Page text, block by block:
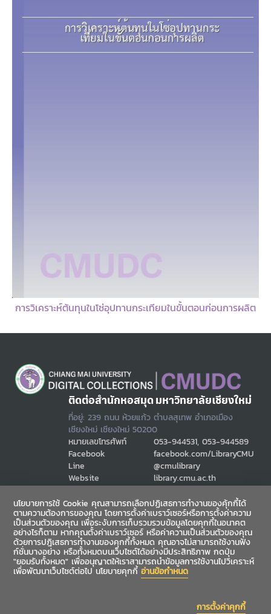
การจัดลำดับการผลิตและจัดตารางการผลิตเพื่อลดปัญหาส่งมอบล่าช้าโรงงานผลิตชิ้นส่วนเลนส์กล้องถ่ายรูป
ติดต่อสำนักหอสมุด มหาวิทยาลัยเชียงใหม่
ที่อยู่: 239 ถนน ห้วยแก้ว ตำบลสุเทพ อำเภอเมือง
เชียงใหม่ เชียงใหม่ 50200
หมายเลขโทรศัพท์ 053-944531, 053-944589
Facebook
facebook.com/LibraryCMU
Line
@cmulibrary
Website
library.cmu.ac.th
ช่องทางสื่อสาร
นโยบายการใช้ Cookie คุณสามารถเลือกปฏิเสธการทำงานของคุ้กกี้ได้
ตามความต้องการของคุณ โดยการตั้งค่าเบราว์เซอร์หรือการตั้งค่าความ
เป็นส่วนตัวของคุณ เพื่อระงับการเก็บรวมรวบข้อมูลโดยคุกกี้ในอนาคต
อย่างไรก็ตาม หากคุณตั้งค่าเบราว์เซอร์ หรือค่าความเป็นส่วนตัวของคุณ
ด้วยการปฎิเสธการทำงานของคุกกี้ทั้งหมด คุณอาจไม่สามารถใช้งานฟัง
ก์ชั่นบางอย่าง หรือทั้งหมดบนเว็บไซต์ได้อย่างมีประสิทธิภาพ กดปุ่ม
"ยอมรับทั้งหมด" เพื่ออนุญาตให้เราสามารถนำข้อมูลการใช้งานไปวิเคราะห์
เพื่อพัฒนาเว็บไซต์ต่อไป นโยบายคุกกี้อ่านข้อกำหนด
การตั้งค่าคุกกี้